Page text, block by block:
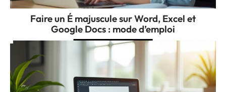
Faire un É majuscule sur Word, Excel et
Google Docs : mode d’emploi